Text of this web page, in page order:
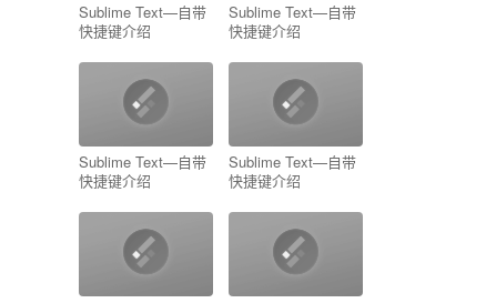
Sublime Text—自带
快捷键介绍
Sublime Text—自带
快捷键介绍
Sublime Text—自带
快捷键介绍
Sublime Text—自带
快捷键介绍